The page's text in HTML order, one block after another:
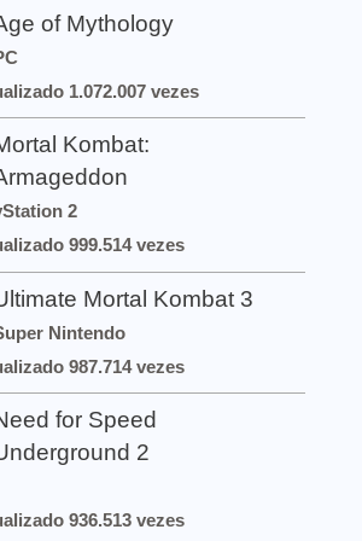
of Mythology
1.072.007 vezes
Kombat:
2
999.514 vezes
Mortal Kombat 3
Nintendo
987.714 vezes
for Speed
2
936.513 vezes